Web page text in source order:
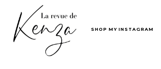
SHOP MY INSTAGRAM